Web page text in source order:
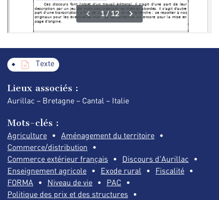
Texte
Lieux associés :
Aurillac – Bretagne – Cantal – Italie
Mots-clés :
Agriculture
Aménagement du territoire
Commerce/distribution
Commerce extérieur français
Discours d'Aurillac
Enseignement agricole
Exode rural
Fiscalité
FORMA
Niveau de vie
PAC
Politique des prix et des structures